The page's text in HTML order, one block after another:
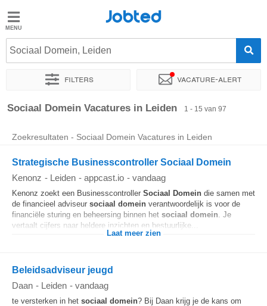
Jobted
Vacatures
Salarissen
Jobted
Sociaal Domein, Leiden
Filters Vacature-alert
Sorteer op Exacte locatie Bedrijf Uitzendbureau
Sociaal Domein Vacatures in Leiden 1 - 15 van 97
Zoekresultaten - Sociaal Domein Vacatures in Leiden
Strategische Businesscontroller Sociaal Domein
Kenonz - Leiden - appcast.io - vandaag
Kenonz zoekt een Businesscontroller Sociaal Domein die samen met
de financieel adviseur sociaal domein verantwoordelijk is voor de
financiële sturing en beheersing binnen het sociaal domein. Je
vertaalt cijfers naar heldere inzichten en bestuurlijke...
Laat meer zien
Beleidsadviseur jeugd
Daan - Leiden - vandaag
te versterken in het sociaal domein? Bij Daan krijg je de kans om